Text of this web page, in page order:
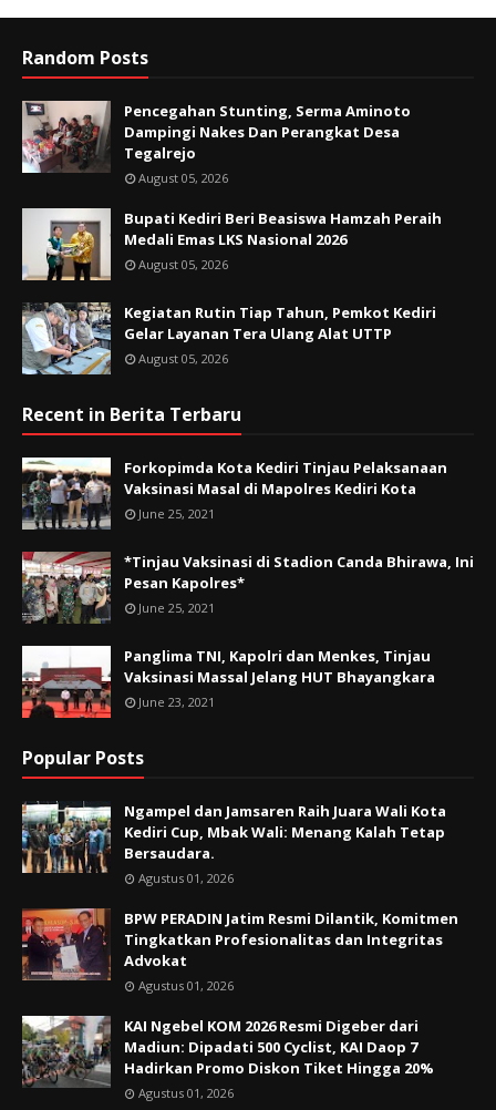
Random Posts
Pencegahan Stunting, Serma Aminoto
Dampingi Nakes Dan Perangkat Desa
Tegalrejo
August 05, 2026
Bupati Kediri Beri Beasiswa Hamzah Peraih
Medali Emas LKS Nasional 2026
August 05, 2026
Kegiatan Rutin Tiap Tahun, Pemkot Kediri
Gelar Layanan Tera Ulang Alat UTTP
August 05, 2026
Recent in Berita Terbaru
Forkopimda Kota Kediri Tinjau Pelaksanaan
Vaksinasi Masal di Mapolres Kediri Kota
June 25, 2021
*Tinjau Vaksinasi di Stadion Canda Bhirawa, Ini
Pesan Kapolres*
June 25, 2021
Panglima TNI, Kapolri dan Menkes, Tinjau
Vaksinasi Massal Jelang HUT Bhayangkara
June 23, 2021
Popular Posts
Ngampel dan Jamsaren Raih Juara Wali Kota
Kediri Cup, Mbak Wali: Menang Kalah Tetap
Bersaudara.
Agustus 01, 2026
BPW PERADIN Jatim Resmi Dilantik, Komitmen
Tingkatkan Profesionalitas dan Integritas
Advokat
Agustus 01, 2026
KAI Ngebel KOM 2026 Resmi Digeber dari
Madiun: Dipadati 500 Cyclist, KAI Daop 7
Hadirkan Promo Diskon Tiket Hingga 20%
Agustus 01, 2026